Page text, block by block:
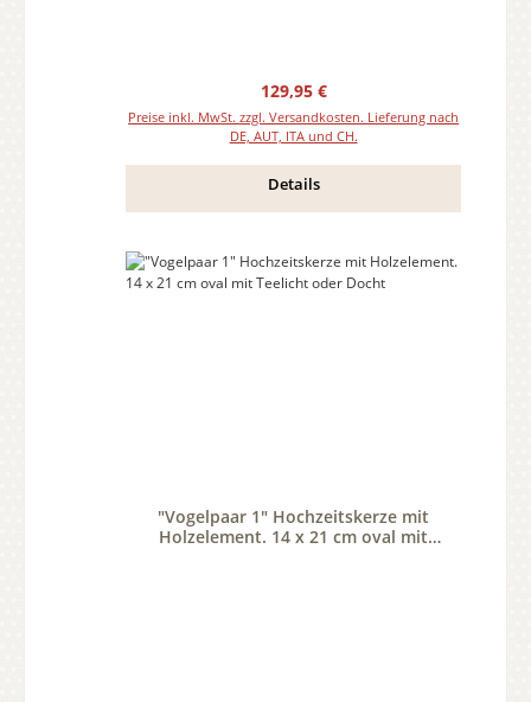
Regulärer Preis:
129,95 €
Preise inkl. MwSt. zzgl. Versandkosten. Lieferung nach
DE, AUT, ITA und CH.
Details
"Vogelpaar 1" Hochzeitskerze mit
Holzelement. 14 x 21 cm oval mit